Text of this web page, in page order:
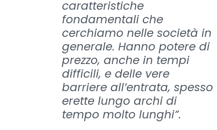
caratteristiche
fondamentali che
cerchiamo nelle società in
generale. Hanno potere di
prezzo, anche in tempi
difficili, e delle vere
barriere all’entrata, spesso
erette lungo archi di
tempo molto lunghi”.